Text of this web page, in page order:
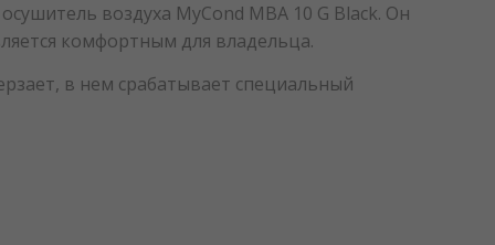
воздуха MyCond MBA 10 G Black. Он
комфортным для владельца.
в нем срабатывает специальный